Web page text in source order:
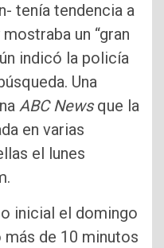
tenía tendencia a
un “gran
indicó la policía
Una
ABC Newsque la
en varias
el lunes
inicial el domingo
más de 10 minutos